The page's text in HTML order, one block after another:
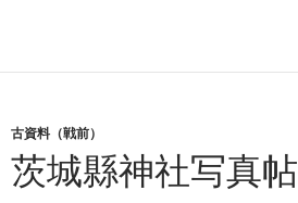
古資料（戦前）
茨城縣神社写真帖